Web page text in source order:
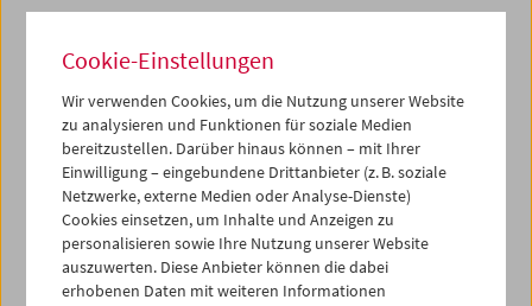
29. Oktober / 14. und 16. November 2012
Ein Filmkünstler und eine Regisseurin, deren Arbeiten das
Filmmuseum in den vergangenen Jahren regelmäßig
gezeigt hat, präsentieren dem Wiener Publikum ihre
jeweils neuesten Werke. Was die Generation und den
ästhetischen Ansatz betrifft, könnten sie nicht
unterschiedlicher sein, aber sowohl James Benning als
auch Mia Hansen-Løve denken darüber nach, was das
(gewesen) sein mag: Jugend, und Älterwerden.
Cookie-Einstellungen
Wir verwenden Cookies, um die Nutzung unserer Website
zu analysieren und Funktionen für soziale Medien
bereitzustellen. Darüber hinaus können – mit Ihrer
Einwilligung – eingebundene Drittanbieter (z. B. soziale
Netzwerke, externe Medien oder Analyse-Dienste)
Cookies einsetzen, um Inhalte und Anzeigen zu
personalisieren sowie Ihre Nutzung unserer Website
auszuwerten. Diese Anbieter können die dabei
erhobenen Daten mit weiteren Informationen